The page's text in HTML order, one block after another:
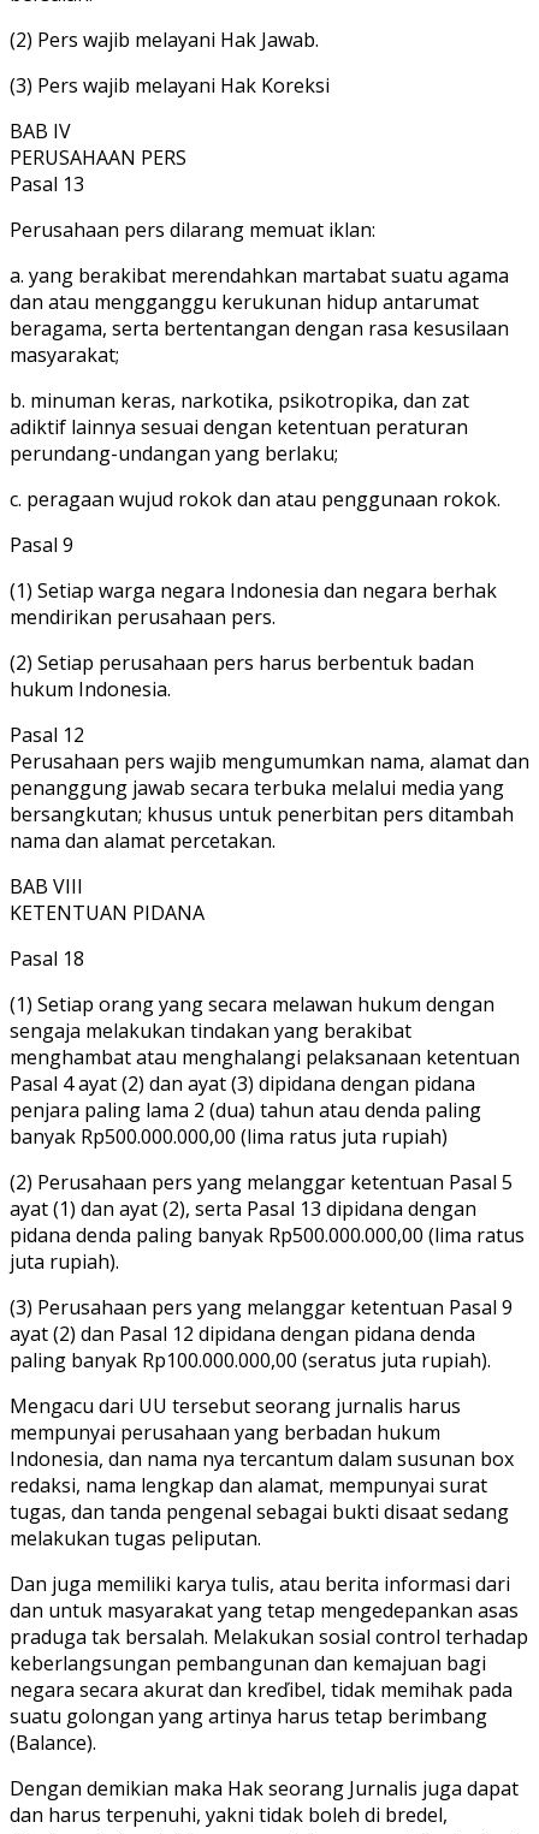
(2) Pers wajib melayani Hak Jawab.
(3) Pers wajib melayani Hak Koreksi
BAB IV
PERUSAHAAN PERS
Pasal 13
Perusahaan pers dilarang memuat iklan:
a. yang berakibat merendahkan martabat suatu agama
dan atau mengganggu kerukunan hidup antarumat
beragama, serta bertentangan dengan rasa kesusilaan
masyarakat;
b. minuman keras, narkotika, psikotropika, dan zat
adiktif lainnya sesuai dengan ketentuan peraturan
perundang-undangan yang berlaku;
c. peragaan wujud rokok dan atau penggunaan rokok.
Pasal 9
(1) Setiap warga negara Indonesia dan negara berhak
mendirikan perusahaan pers.
(2) Setiap perusahaan pers harus berbentuk badan
hukum Indonesia.
Pasal 12
Perusahaan pers wajib mengumumkan nama, alamat dan
penanggung jawab secara terbuka melalui media yang
bersangkutan; khusus untuk penerbitan pers ditambah
nama dan alamat percetakan.
BAB VIII
KETENTUAN PIDANA
Pasal 18
(1) Setiap orang yang secara melawan hukum dengan
sengaja melakukan tindakan yang berakibat
menghambat atau menghalangi pelaksanaan ketentuan
Pasal 4 ayat (2) dan ayat (3) dipidana dengan pidana
penjara paling lama 2 (dua) tahun atau denda paling
banyak Rp500.000.000,00 (lima ratus juta rupiah)
(2) Perusahaan pers yang melanggar ketentuan Pasal 5
ayat (1) dan ayat (2), serta Pasal 13 dipidana dengan
pidana denda paling banyak Rp500.000.000,00 (lima ratus
juta rupiah).
(3) Perusahaan pers yang melanggar ketentuan Pasal 9
ayat (2) dan Pasal 12 dipidana dengan pidana denda
paling banyak Rp100.000.000,00 (seratus juta rupiah).
Mengacu dari UU tersebut seorang jurnalis harus
mempunyai perusahaan yang berbadan hukum
Indonesia, dan nama nya tercantum dalam susunan box
redaksi, nama lengkap dan alamat, mempunyai surat
tugas, dan tanda pengenal sebagai bukti disaat sedang
melakukan tugas peliputan.
Dan juga memiliki karya tulis, atau berita informasi dari
dan untuk masyarakat yang tetap mengedepankan asas
praduga tak bersalah. Melakukan sosial control terhadap
keberlangsungan pembangunan dan kemajuan bagi
negara secara akurat dan kreďibel, tidak memihak pada
suatu golongan yang artinya harus tetap berimbang
(Balance).
Dengan demikian maka Hak seorang Jurnalis juga dapat
dan harus terpenuhi, yakni tidak boleh di bredel,